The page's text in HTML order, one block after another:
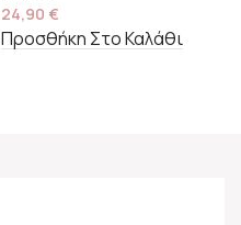
24,90 €
Προσθήκη Στο Καλάθι